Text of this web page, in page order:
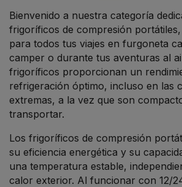
Bienvenido a nuestra categoría
frigoríficos de compresión
para todos tus viajes en furgoneta
camper o durante tus aventuras al
frigoríficos proporcionan un
refrigeración óptimo, incluso en las
extremas, a la vez que son
transportar.
Los frigoríficos de compresión
su eficiencia energética y su
una temperatura estable,
calor exterior. Al funcionar con 12/